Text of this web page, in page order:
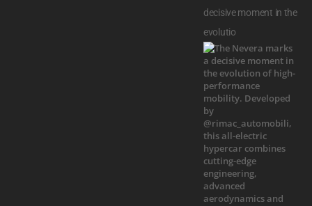
decisive moment in the
evolutio